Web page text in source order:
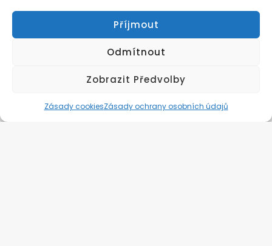
Příjmout
Odmítnout
Zobrazit Předvolby
Zásady cookiesZásady ochrany osobních údajů
@zivuchakombucha